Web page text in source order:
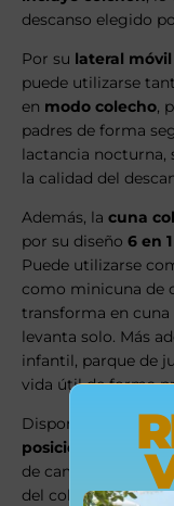
descanso elegido
Por su lateral
puede utilizarse
en modo colecho,
padres de forma
lactancia nocturna,
la calidad del
Además, la cuna
por su diseño 6 en 1
Puede utilizarse
como minicuna de
transforma en cuna
levanta solo. Más
infantil, parque de
vida útil de forma
Dispone de un
posiciones de
de cama. La altura
del colchón es